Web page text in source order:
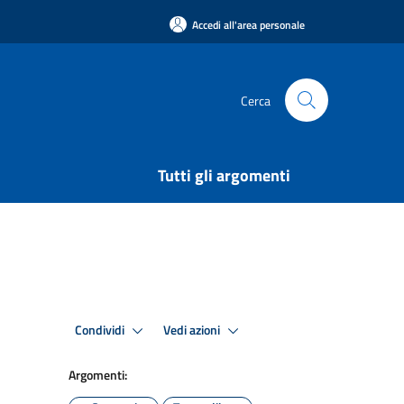
Accedi all'area personale
Cerca
Tutti gli argomenti
Condividi Vedi azioni
Argomenti: